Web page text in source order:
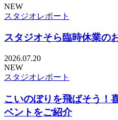
NEW
スタジオレポート
スタジオそら臨時休業の
2026.07.20
NEW
スタジオレポート
こいのぼりを飛ばそう！
ベントをご紹介